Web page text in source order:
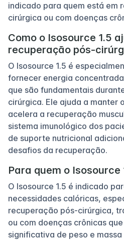
indicado para quem está em
cirúrgica ou com doenças
Como o Isosource 1.5
recuperação pós-
O Isosource 1.5 é
fornecer energia
que são fundamentais
cirúrgica. Ele ajuda a manter
acelera a recuperação
sistema imunológico dos
de suporte nutricional
desafios da recuperação.
Para quem o Isosource
O Isosource 1.5 é indicado
necessidades calóricas,
recuperação pós-cirúrgica,
ou com doenças crônicas
significativa de peso e